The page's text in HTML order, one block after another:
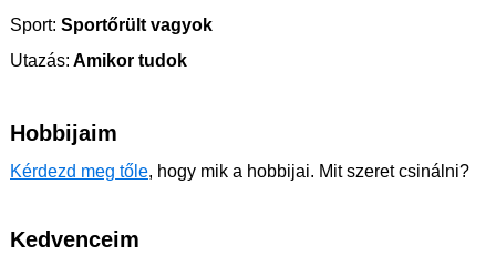
Sport: Sportőrült vagyok
Utazás: Amikor tudok
Hobbijaim
Kérdezd meg tőle, hogy mik a hobbijai. Mit szeret csinálni?
Kedvenceim